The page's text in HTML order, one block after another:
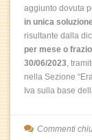
aggiunto dovuta
in unica
risultante dalla
per mese o
30/06/2023,
nella Sezione
Iva sulla base
Commenti